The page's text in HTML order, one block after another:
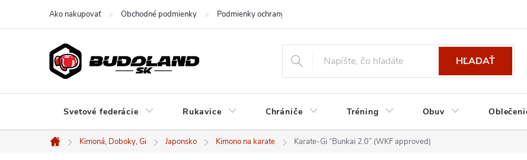
Ako nakupovať Obchodné podmienky Podmienky ochrany osobných údajov
HĽADAŤ
Svetové federácie Rukavice Chrániče Tréning Obuv
Domov
Kimoná, Doboky, Gi Japonsko Kimono na karate Karate-Gi “Bunkai 2.0” (WKF approved)